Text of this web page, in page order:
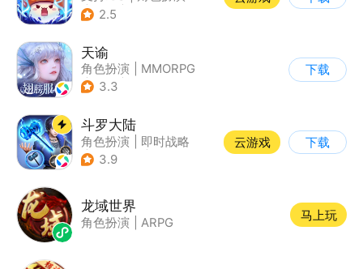
| 放置
2.5
天谕
角色扮演
MMORPG
| 奇幻
3.3
下载
斗罗大陆
角色扮演
即时战略
| 小说改编
3.9
云游戏 下载
龙域世界
角色扮演 ARPG
马上玩